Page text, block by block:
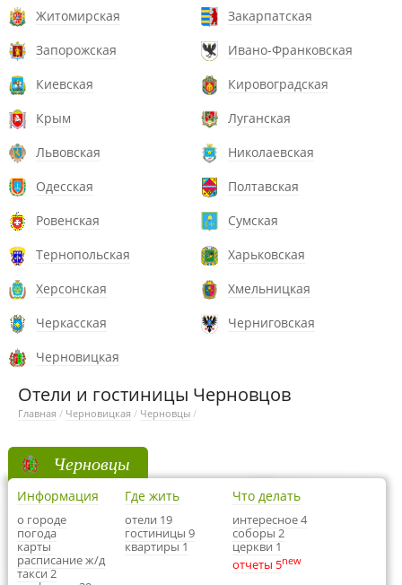
Житомирская
Закарпатская
Запорожская
Ивано-Франковская
Киевская
Кировоградская
Крым
Луганская
Львовская
Николаевская
Одесская
Полтавская
Ровенская
Сумская
Тернопольская
Харьковская
Херсонская
Хмельницкая
Черкасская
Черниговская
Черновицкая
Отели и гостиницы Черновцов
Главная / Черновицкая / Черновцы /
Черновцы
Информация
о городе
погода
карты
расписание ж/д
такси 2
Где жить
отели 19
гостиницы 9
квартиры 1
Что делать
интересное 4
соборы 2
церкви 1
отчеты 5new